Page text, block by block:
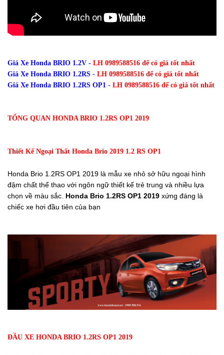
Giá Xe Honda BRIO 1.2V - LH 0989588516 để có giá tốt nhất
Giá Xe Honda BRIO 1.2RS - LH 0989588516 để có giá tốt nhất
Giá Xe Honda BRIO 1.2RS OP1 - LH 0989588516 để có giá tốt nhất
TỔNG QUAN HONDA BRIO 1.2RS OP1 2019
Thiết Kế Ngoại Thất Honda Brio 2019 1.2 RS OP1
Honda Brio 1.2RS OP1 2019 là mẫu xe nhỏ sở hữu ngoại hình
đậm chất thể thao với ngôn ngữ thiết kế trẻ trung và nhiều lựa
chọn về màu sắc. Honda Brio 1.2RS OP1 2019 xứng đáng là
chiếc xe hơi đầu tiên của bạn
ĐẦU XE HONDA BRIO 1.2RS OP1 2019